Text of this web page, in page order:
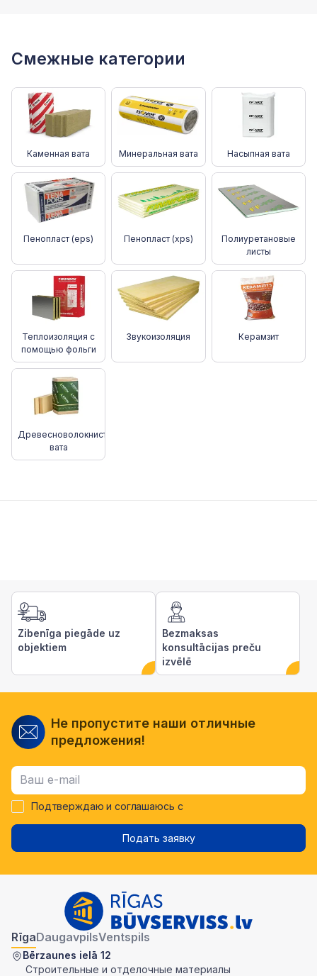
Смежные категории
Каменная вата Минеральная вата Насыпная вата
Пенопласт (eps) Пенопласт (xps)
Полиуретановые
листы
Теплоизоляция с
помощью фольги
Звукоизоляция Керамзит
Древесноволокнистая
вата
Zibenīga piegāde uz
objektiem
Bezmaksas
konsultācijas preču
izvēlē
Не пропустите наши отличные
предложения!
Подтверждаю и соглашаюсь с
Подать заявку
RīgaDaugavpilsVentspils
Bērzaunes ielā 12
Строительные и отделочные материалы